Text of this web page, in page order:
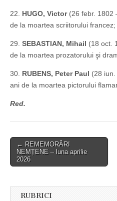
22. HUGO, Victor(26 febr. 1802
de la moartea scriitorului francez;
29. SEBASTIAN, Mihail (18 oct.
de la moartea prozatorului şi
30. RUBENS, Peter Paul (28
ani de la moartea pictorului
Red.
Post
navigation
← REMEMORĂRI
NEMȚENE – luna aprilie
2026
RUBRICI